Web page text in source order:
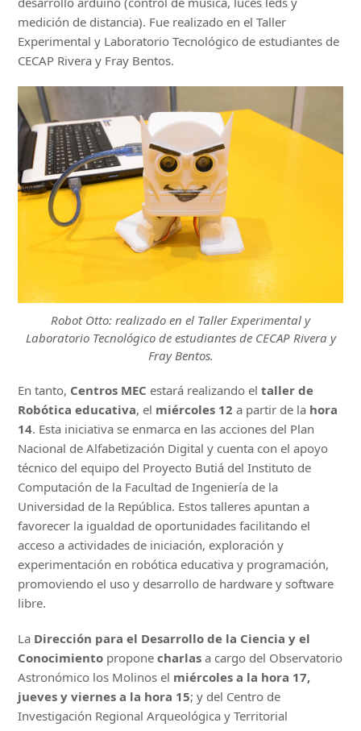
medición de distancia). Fue realizado en el Taller
Experimental y Laboratorio Tecnológico de estudiantes de
CECAP Rivera y Fray Bentos.
Robot Otto: realizado en el Taller Experimental y
Laboratorio Tecnológico de estudiantes de CECAP Rivera y
Fray Bentos.
En tanto, Centros MEC estará realizando eltaller de
Robótica educativa, el miércoles 12 a partir de la hora
14. Esta iniciativa se enmarca en las acciones del Plan
Nacional de Alfabetización Digital y cuenta con el apoyo
técnico del equipo del Proyecto Butiá del Instituto de
Computación de la Facultad de Ingeniería de la
Universidad de la República. Estos talleres apuntan a
favorecer la igualdad de oportunidades facilitando el
acceso a actividades de iniciación, exploración y
experimentación en robótica educativa y programación,
promoviendo el uso y desarrollo de hardware y software
libre.
La Dirección para el Desarrollo de la Ciencia y el
Conocimiento proponecharlas a cargo del Observatorio
Astronómico los Molinos el miércoles a la hora 17,
jueves y viernes a la hora 15; y del Centro de
Investigación Regional Arqueológica y Territorial